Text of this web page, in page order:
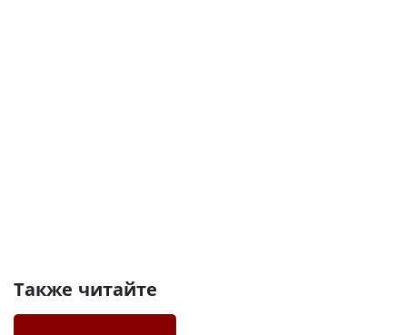
Также читайте